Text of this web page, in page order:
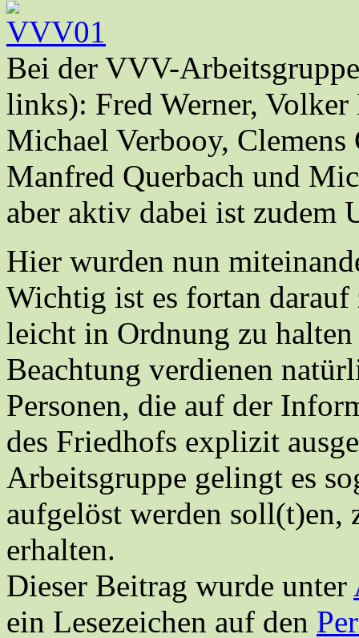
Bei der VVV-
links): Fred Werner,
Michael Verbooy,
Manfred Querbach und
aber aktiv dabei ist zudem
Hier wurden nun
Wichtig ist es fortan darauf
leicht in Ordnung zu
Beachtung verdienen
Personen, die auf der
des Friedhofs explizit
Arbeitsgruppe gelingt es
aufgelöst werden soll(t)en,
erhalten.
Dieser Beitrag wurde unter
ein Lesezeichen auf den